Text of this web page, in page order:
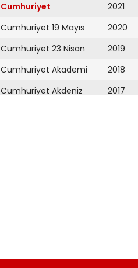
Cumhuriyet
Cumhuriyet 19 Mayıs
Cumhuriyet 23 Nisan
Cumhuriyet Akademi
Cumhuriyet Akdeniz
Cumhuriyet Çevre
2021
2020
2019
2018
2017
2009